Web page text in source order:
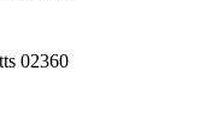
02360